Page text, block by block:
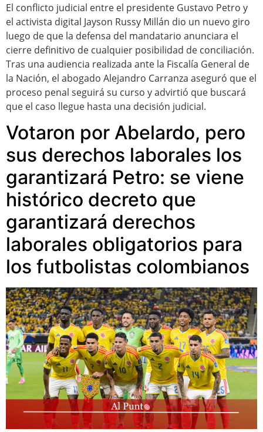
El conflicto judicial entre el presidente Gustavo Petro y
el activista digital Jayson Russy Millán dio un nuevo giro
luego de que la defensa del mandatario anunciara el
cierre definitivo de cualquier posibilidad de conciliación.
Tras una audiencia realizada ante la Fiscalía General de
la Nación, el abogado Alejandro Carranza aseguró que el
proceso penal seguirá su curso y advirtió que buscará
que el caso llegue hasta una decisión judicial.
Votaron por Abelardo, pero
sus derechos laborales los
garantizará Petro: se viene
histórico decreto que
garantizará derechos
laborales obligatorios para
los futbolistas colombianos